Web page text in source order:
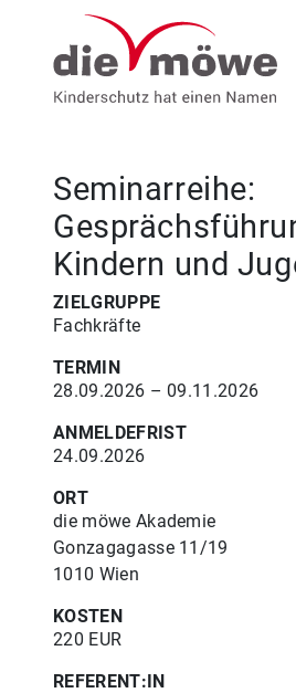
Weiter zum Inhalt
Seminarreihe:
Kindern und
ZIELGRUPPE
Fachkräfte
TERMIN
28.09.2026 – 09.11.2026
ANMELDEFRIST
24.09.2026
ORT
die möwe Akademie
Gonzagagasse 11/19
1010 Wien
KOSTEN
220 EUR
REFERENT:IN